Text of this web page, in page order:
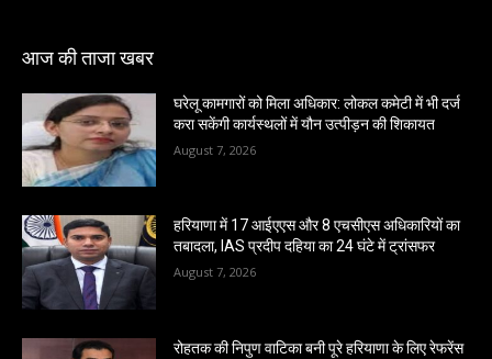
आज की ताजा खबर
घरेलू कामगारों को मिला अधिकार: लोकल कमेटी में भी दर्ज
करा सकेंगी कार्यस्थलों में यौन उत्पीड़न की शिकायत
August 7, 2026
हरियाणा में 17 आईएएस और 8 एचसीएस अधिकारियों का
तबादला, IAS प्रदीप दहिया का 24 घंटे में ट्रांसफर
August 7, 2026
रोहतक की निपुण वाटिका बनी पूरे हरियाणा के लिए रेफरेंस